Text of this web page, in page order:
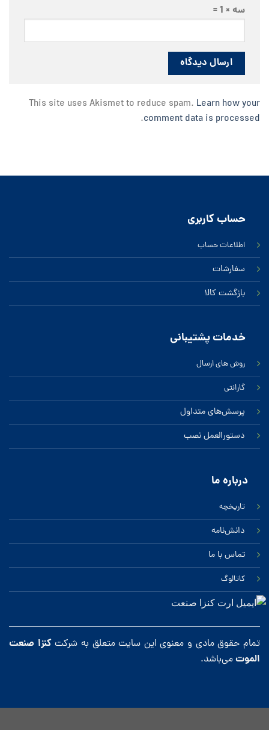
سه × 1 =
This site uses Akismet to reduce spam. Learn how your
comment data is processed
.
حساب کاربری
اطلاعات حساب
سفارشات
بازگشت کالا
خدمات پشتیبانی
روش های ارسال
گارانتی
پرسش‌های متداول
دستورالعمل نصب
درباره ‌ما
تاریخچه
دانش‌نامه
تماس‌ با‌ ما
کاتالوگ
تمام حقوق مادی و معنوی این سایت متعلق به شرکتکنزا صنعت
الموتمی‌باشد.